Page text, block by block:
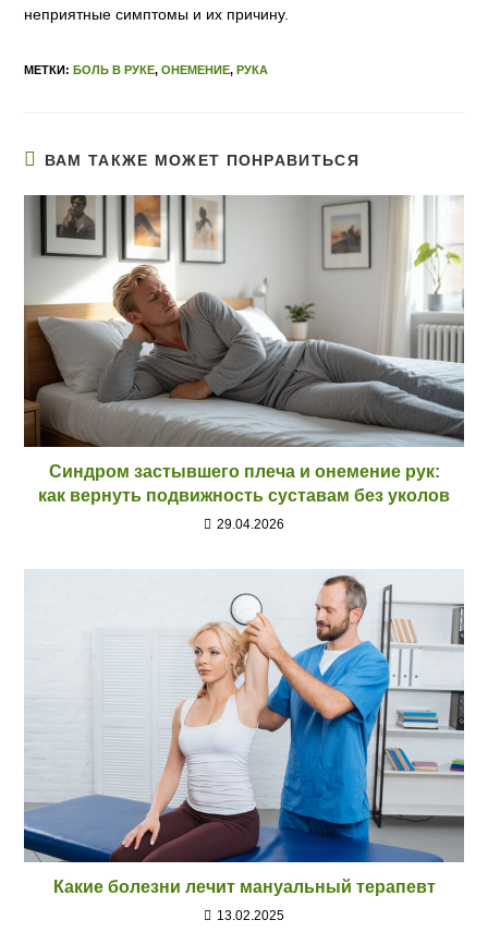
неприятные симптомы и их причину.
МЕТКИ: БОЛЬ В РУКЕ, ОНЕМЕНИЕ, РУКА
ВАМ ТАКЖЕ МОЖЕТ ПОНРАВИТЬСЯ
Синдром застывшего плеча и онемение рук:
как вернуть подвижность суставам без уколов
29.04.2026
Какие болезни лечит мануальный терапевт
13.02.2025